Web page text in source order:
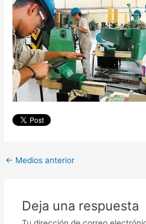
← Medios anterior
Deja una respuesta